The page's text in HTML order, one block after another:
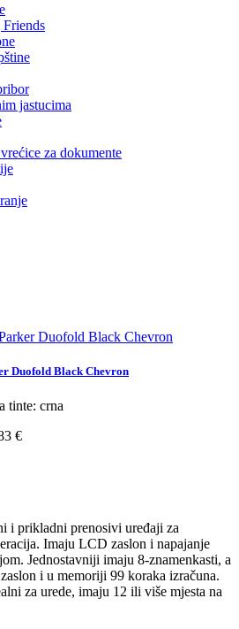
jastucima
za dokumente
Duofold Black Chevron
tinte: crna
€
i prikladni prenosivi uređaji za
Imaju LCD zaslon i napajanje
Jednostavniji imaju 8-znamenkasti, a
i u memoriji 99 koraka izračuna.
za urede, imaju 12 ili više mjesta na